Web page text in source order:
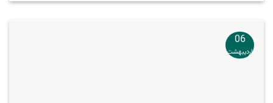
06
اردیبهشت